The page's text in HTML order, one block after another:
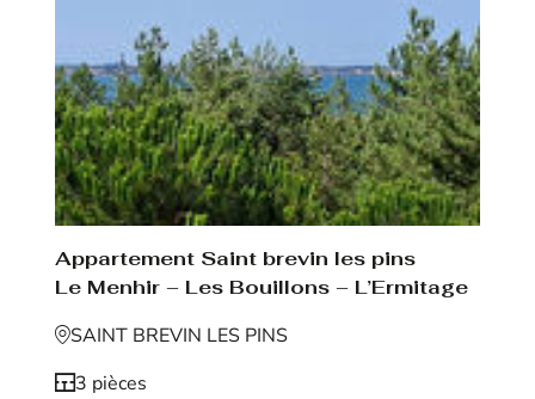
Appartement Saint brevin les pins
Le Menhir – Les Bouillons – L’Ermitage
SAINT BREVIN LES PINS
3 pièces